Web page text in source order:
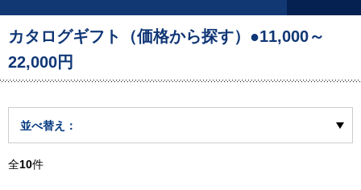
カタログギフト（価格から探す）●11,000～
22,000円
並べ替え：
全10件